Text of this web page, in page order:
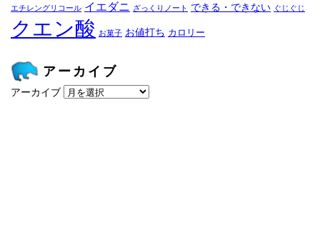
エチレングリコール イエダニ ざっくりノート できる・できない ぐじぐじ
クエン酸 お菓子 お値打ち カロリー
アーカイブ
アーカイブ